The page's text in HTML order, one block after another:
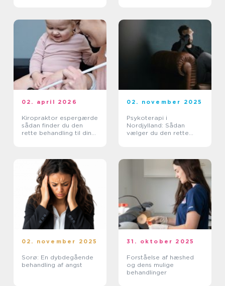
02. april 2026
Kiropraktor espergærde
sådan finder du den
rette behandling til dine
02. november 2025
Psykoterapi i
Nordjylland: Sådan
vælger du den rette
02. november 2025
Sorø: En dybdegående
behandling af angst
31. oktober 2025
Forståelse af hæshed
og dens mulige
behandlinger